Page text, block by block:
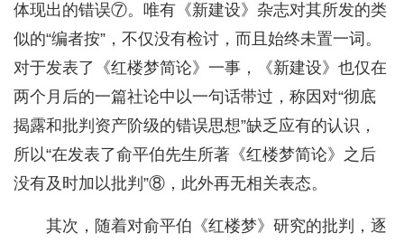
体现出的错误⑦。唯有《新建设》杂志对其所发的类
似的“编者按”，不仅没有检讨，而且始终未置一词。
对于发表了《红楼梦简论》一事，《新建设》也仅在
两个月后的一篇社论中以一句话带过，称因对“彻底
揭露和批判资产阶级的错误思想”缺乏应有的认识，
所以“在发表了俞平伯先生所著《红楼梦简论》之后
没有及时加以批判”⑧，此外再无相关表态。
其次，随着对俞平伯《红楼梦》研究的批判，逐